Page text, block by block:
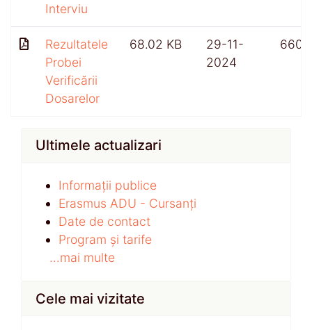
Interviu
Rezultatele
Probei
Verificării
Dosarelor
68.02 KB
29-11-
2024
660
Ultimele actualizari
Informații publice
Erasmus ADU - Cursanți
Date de contact
Program și tarife
...mai multe
Cele mai vizitate